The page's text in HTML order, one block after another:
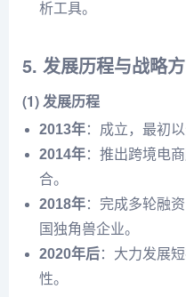
析工具。
5. 发展历程与战略
(1) 发展历程
2013年：成立，最初
2014年：推出跨境电
合。
2018年：完成多轮融
国独角兽企业。
2020年后：大力发展
性。